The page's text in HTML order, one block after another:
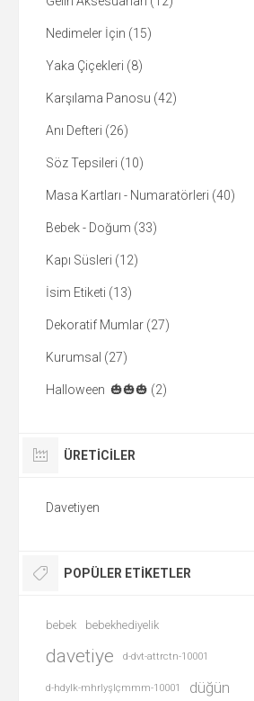
Nedimeler İçin (15)
Yaka Çiçekleri (8)
Karşılama Panosu (42)
Anı Defteri (26)
Söz Tepsileri (10)
Masa Kartları - Numaratörleri (40)
Bebek - Doğum (33)
Kapı Süsleri (12)
İsim Etiketi (13)
Dekoratif Mumlar (27)
Kurumsal (27)
Halloween 🎃🎃🎃 (2)
ÜRETICILER
Davetiyen
POPÜLER ETIKETLER
bebek bebekhediyelik
davetiye d-dvt-attrctn-10001
d-hdylk-mhrlyşlçmmm-10001 düğün